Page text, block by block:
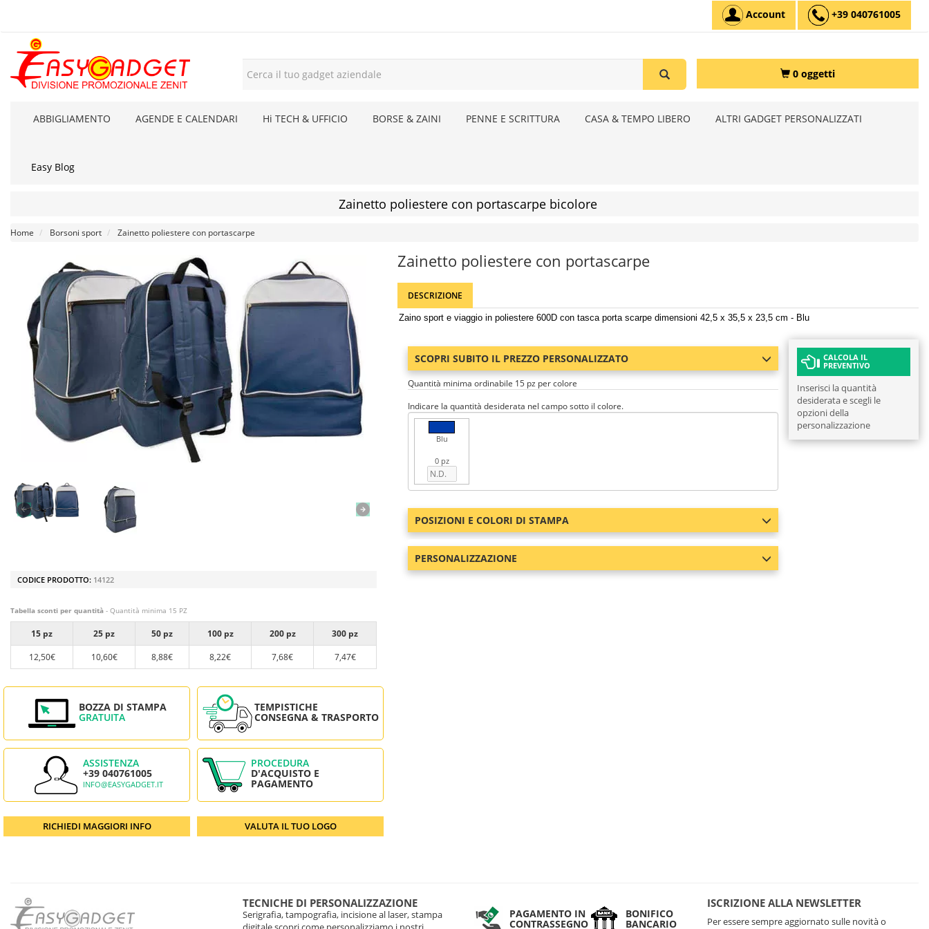
Account +39 040761005
0 oggetti
ABBIGLIAMENTO AGENDE E CALENDARI Hi TECH & UFFICIO BORSE & ZAINI PENNE E SCRITTURA CASA & TEMPO LIBERO ALTRI GADGET PERSONALIZZATI
Easy Blog
Zainetto poliestere con portascarpe bicolore
Home Borsoni sport Zainetto poliestere con portascarpe
CODICE PRODOTTO: 14122
Tabella sconti per quantità - Quantità minima 15 PZ
15 pz 25 pz 50 pz 100 pz 200 pz
300 pz
12,50€
10,60€ 8,88€ 8,22€ 7,68€ 7,47€
BOZZA DI STAMPA
GRATUITA
TEMPISTICHE
CONSEGNA & TRASPORTO
ASSISTENZA
+39 040761005
INFO@EASYGADGET.IT
PROCEDURA
D'ACQUISTO E
PAGAMENTO
RICHIEDI MAGGIORI INFO VALUTA IL TUO LOGO
Zainetto poliestere con portascarpe
DESCRIZIONE
Zaino sport e viaggio in poliestere 600D con tasca porta scarpe dimensioni 42,5 x 35,5 x 23,5 cm - Blu
SCOPRI SUBITO IL PREZZO PERSONALIZZATO
Quantità minima ordinabile 15 pz per colore
Indicare la quantità desiderata nel campo sotto il colore.
Blu
0 pz
POSIZIONI E COLORI DI STAMPA
PERSONALIZZAZIONE
CALCOLA IL
PREVENTIVO
Inserisci la quantità
desiderata e scegli le
opzioni della
personalizzazione
TECNICHE DI PERSONALIZZAZIONE
Serigrafia, tampografia, incisione al laser, stampa
PAGAMENTO IN
CONTRASSEGNO
BONIFICO
BANCARIO
ISCRIZIONE ALLA NEWSLETTER
Per essere sempre aggiornato sulle novità o